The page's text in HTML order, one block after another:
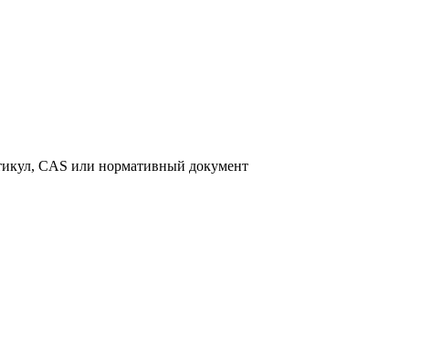
CAS или нормативный документ